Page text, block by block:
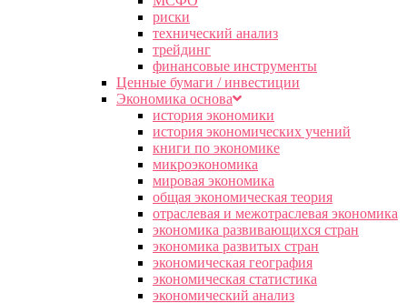
риски
технический анализ
трейдинг
финансовые инструменты
Ценные бумаги / инвестиции
Экономика основа
история экономики
история экономических учений
книги по экономике
микроэкономика
мировая экономика
общая экономическая теория
отраслевая и межотраслевая экономика
экономика развивающихся стран
экономика развитых стран
экономическая география
экономическая статистика
экономический анализ